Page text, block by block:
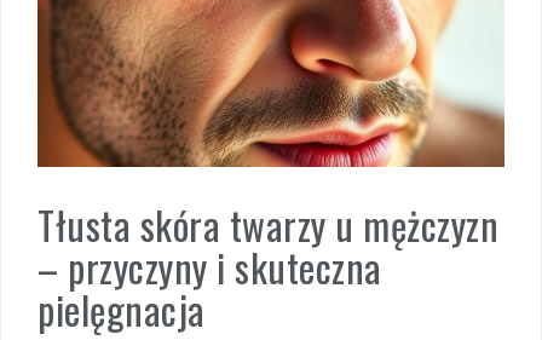
Tłusta skóra twarzy u mężczyzn
– przyczyny i skuteczna
pielęgnacja